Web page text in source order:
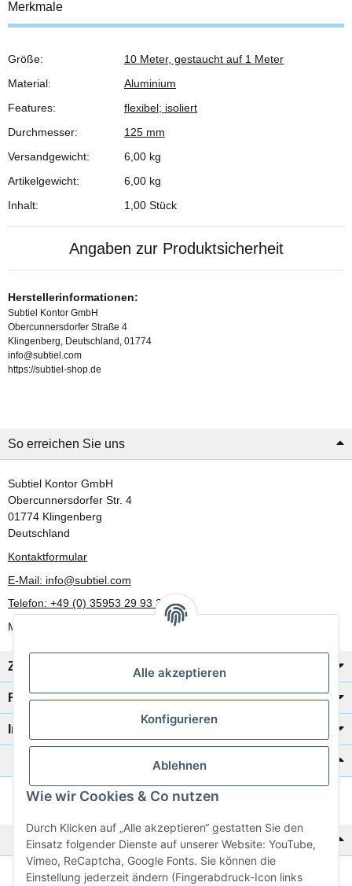
Alle akzeptieren
Konfigurieren
Ablehnen
Wie wir Cookies & Co nutzen
Durch Klicken auf „Alle akzeptieren“ gestatten Sie den
Einsatz folgender Dienste auf unserer Website: YouTube,
Vimeo, ReCaptcha, Google Fonts. Sie können die
Einstellung jederzeit ändern (Fingerabdruck-Icon links
Merkmale
Produkteigenschaft
Wert
Größe:
10 Meter, gestaucht auf 1 Meter
Material:
Aluminium
Features:
flexibel; isoliert
Durchmesser:
125 mm
Versandgewicht:
6,00 kg
Artikelgewicht:
6,00 kg
Inhalt:
1,00 Stück
Angaben zur Produktsicherheit
Herstellerinformationen:
Subtiel Kontor GmbH
Obercunnersdorfer Straße 4
Klingenberg, Deutschland, 01774
info@subtiel.com
https://subtiel-shop.de
So erreichen Sie uns
Subtiel Kontor GmbH
Obercunnersdorfer Str. 4
01774 Klingenberg
Deutschland
Kontaktformular
E-Mail: info@subtiel.com
Telefon: +49 (0) 35953 29 93 30
Mo-Fr: 8:00 Uhr - 17:00 Uhr
Zahlung/Versand
Rechtliches
Informationen
Katalog zur Hand?
Zur Schnellbestellung
Noch kein Katalog?
Preisliste anschauen